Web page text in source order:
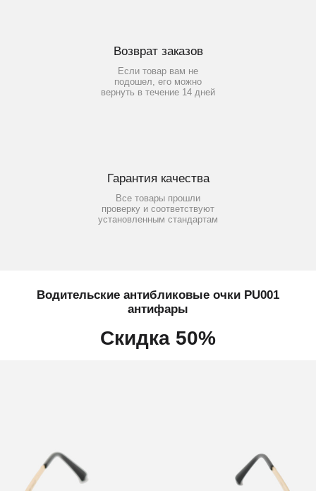
Возврат заказов
Если товар вам не
подошел, его можно
вернуть в течение 14 дней
Гарантия качества
Все товары прошли
проверку и соответствуют
установленным стандартам
Водительские антибликовые очки PU001
антифары
Скидка 50%